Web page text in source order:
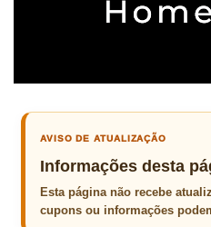
AVISO DE ATUALIZAÇÃO
Informações desta
Esta página não recebe
cupons ou informações